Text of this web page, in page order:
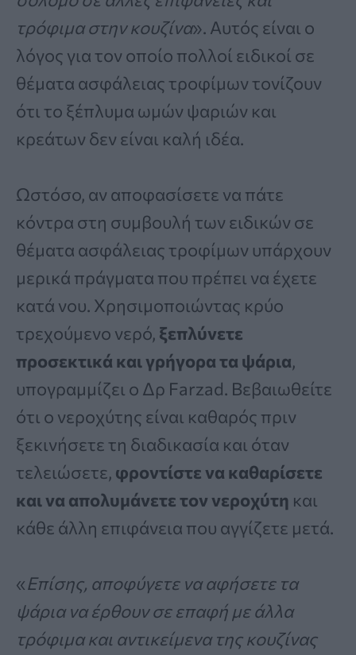
τρόφιμα στην κουζίνα». Αυτός είναι ο
λόγος για τον οποίο πολλοί ειδικοί σε
θέματα ασφάλειας τροφίμων τονίζουν
ότι το ξέπλυμα ωμών ψαριών και
κρεάτων δεν είναι καλή ιδέα.
Ωστόσο, αν αποφασίσετε να πάτε
κόντρα στη συμβουλή των ειδικών σε
θέματα ασφάλειας τροφίμων υπάρχουν
μερικά πράγματα που πρέπει να έχετε
κατά νου. Χρησιμοποιώντας κρύο
τρεχούμενο νερό, ξεπλύνετε
προσεκτικά και γρήγορα τα ψάρια,
υπογραμμίζει ο Δρ Farzad. Βεβαιωθείτε
ότι ο νεροχύτης είναι καθαρός πριν
ξεκινήσετε τη διαδικασία και όταν
τελειώσετε, φροντίστε να καθαρίσετε
και να απολυμάνετε τον νεροχύτη και
κάθε άλλη επιφάνεια που αγγίζετε μετά.
«Επίσης, αποφύγετε να αφήσετε τα
ψάρια να έρθουν σε επαφή με άλλα
τρόφιμα και αντικείμενα της κουζίνας